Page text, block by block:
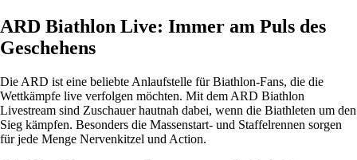
ARD Biathlon Live: Immer am Puls des
Geschehens
Die ARD ist eine beliebte Anlaufstelle für Biathlon-Fans, die die
Wettkämpfe live verfolgen möchten. Mit dem ARD Biathlon
Livestream sind Zuschauer hautnah dabei, wenn die Biathleten um den
Sieg kämpfen. Besonders die Massenstart- und Staffelrennen sorgen
für jede Menge Nervenkitzel und Action.